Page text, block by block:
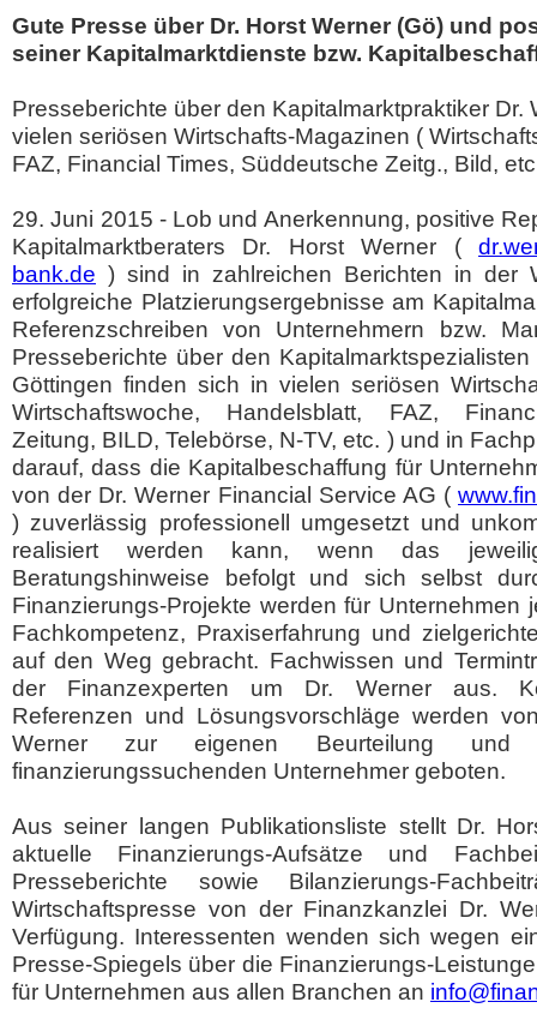
Gute Presse über Dr. Horst Werner (Gö) und
seiner Kapitalmarktdienste bzw.
Presseberichte über den Kapitalmarktpraktiker Dr.
vielen seriösen Wirtschafts-Magazinen (
FAZ, Financial Times, Süddeutsche Zeitg., Bild,
29. Juni 2015 - Lob und Anerkennung, positive
Kapitalmarktberaters Dr. Horst Werner (
bank.de ) sind in zahlreichen Berichten in der
erfolgreiche Platzierungsergebnisse am
Referenzschreiben von Unternehmern bzw.
Presseberichte über den
Göttingen finden sich in vielen seriösen
Wirtschaftswoche, Handelsblatt, FAZ,
Zeitung, BILD, Telebörse, N-TV, etc. ) und in
darauf, dass die Kapitalbeschaffung für
von der Dr. Werner Financial Service AG (
) zuverlässig professionell umgesetzt und
realisiert werden kann, wenn das
Beratungshinweise befolgt und sich selbst
Finanzierungs-Projekte werden für Unternehmen
Fachkompetenz, Praxiserfahrung und
auf den Weg gebracht. Fachwissen und
der Finanzexperten um Dr. Werner aus.
Referenzen und Lösungsvorschläge werden
Werner zur eigenen Beurteilung und
finanzierungssuchenden Unternehmer geboten.
Aus seiner langen Publikationsliste stellt Dr.
aktuelle Finanzierungs-Aufsätze und
Presseberichte sowie Bilanzierungs-
Wirtschaftspresse von der Finanzkanzlei Dr.
Verfügung. Interessenten wenden sich wegen
Presse-Spiegels über die Finanzierungs-
für Unternehmen aus allen Branchen an